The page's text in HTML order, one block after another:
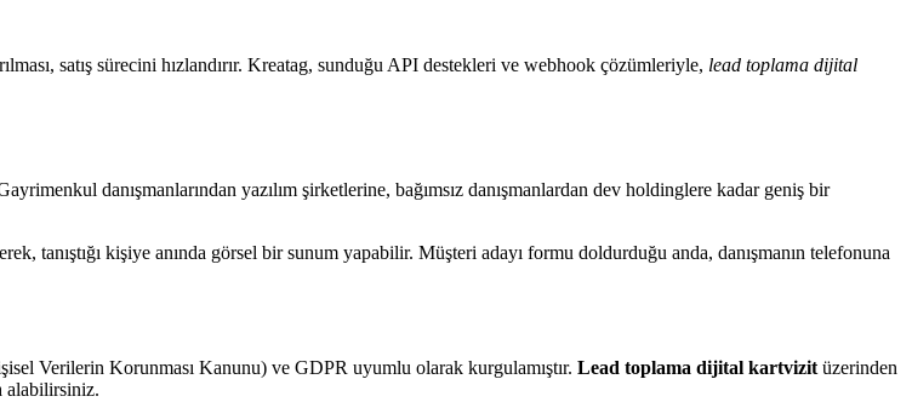
satış sürecini hızlandırır. Kreatag, sunduğu API destekleri ve webhook çözümleriyle, lead toplama dijital
danışmanlarından yazılım şirketlerine, bağımsız danışmanlardan dev holdinglere kadar geniş bir
kişiye anında görsel bir sunum yapabilir. Müşteri adayı formu doldurduğu anda, danışmanın telefonuna
Verilerin Korunması Kanunu) ve GDPR uyumlu olarak kurgulamıştır. Lead toplama dijital kartvizit üzerinden
alabilirsiniz.